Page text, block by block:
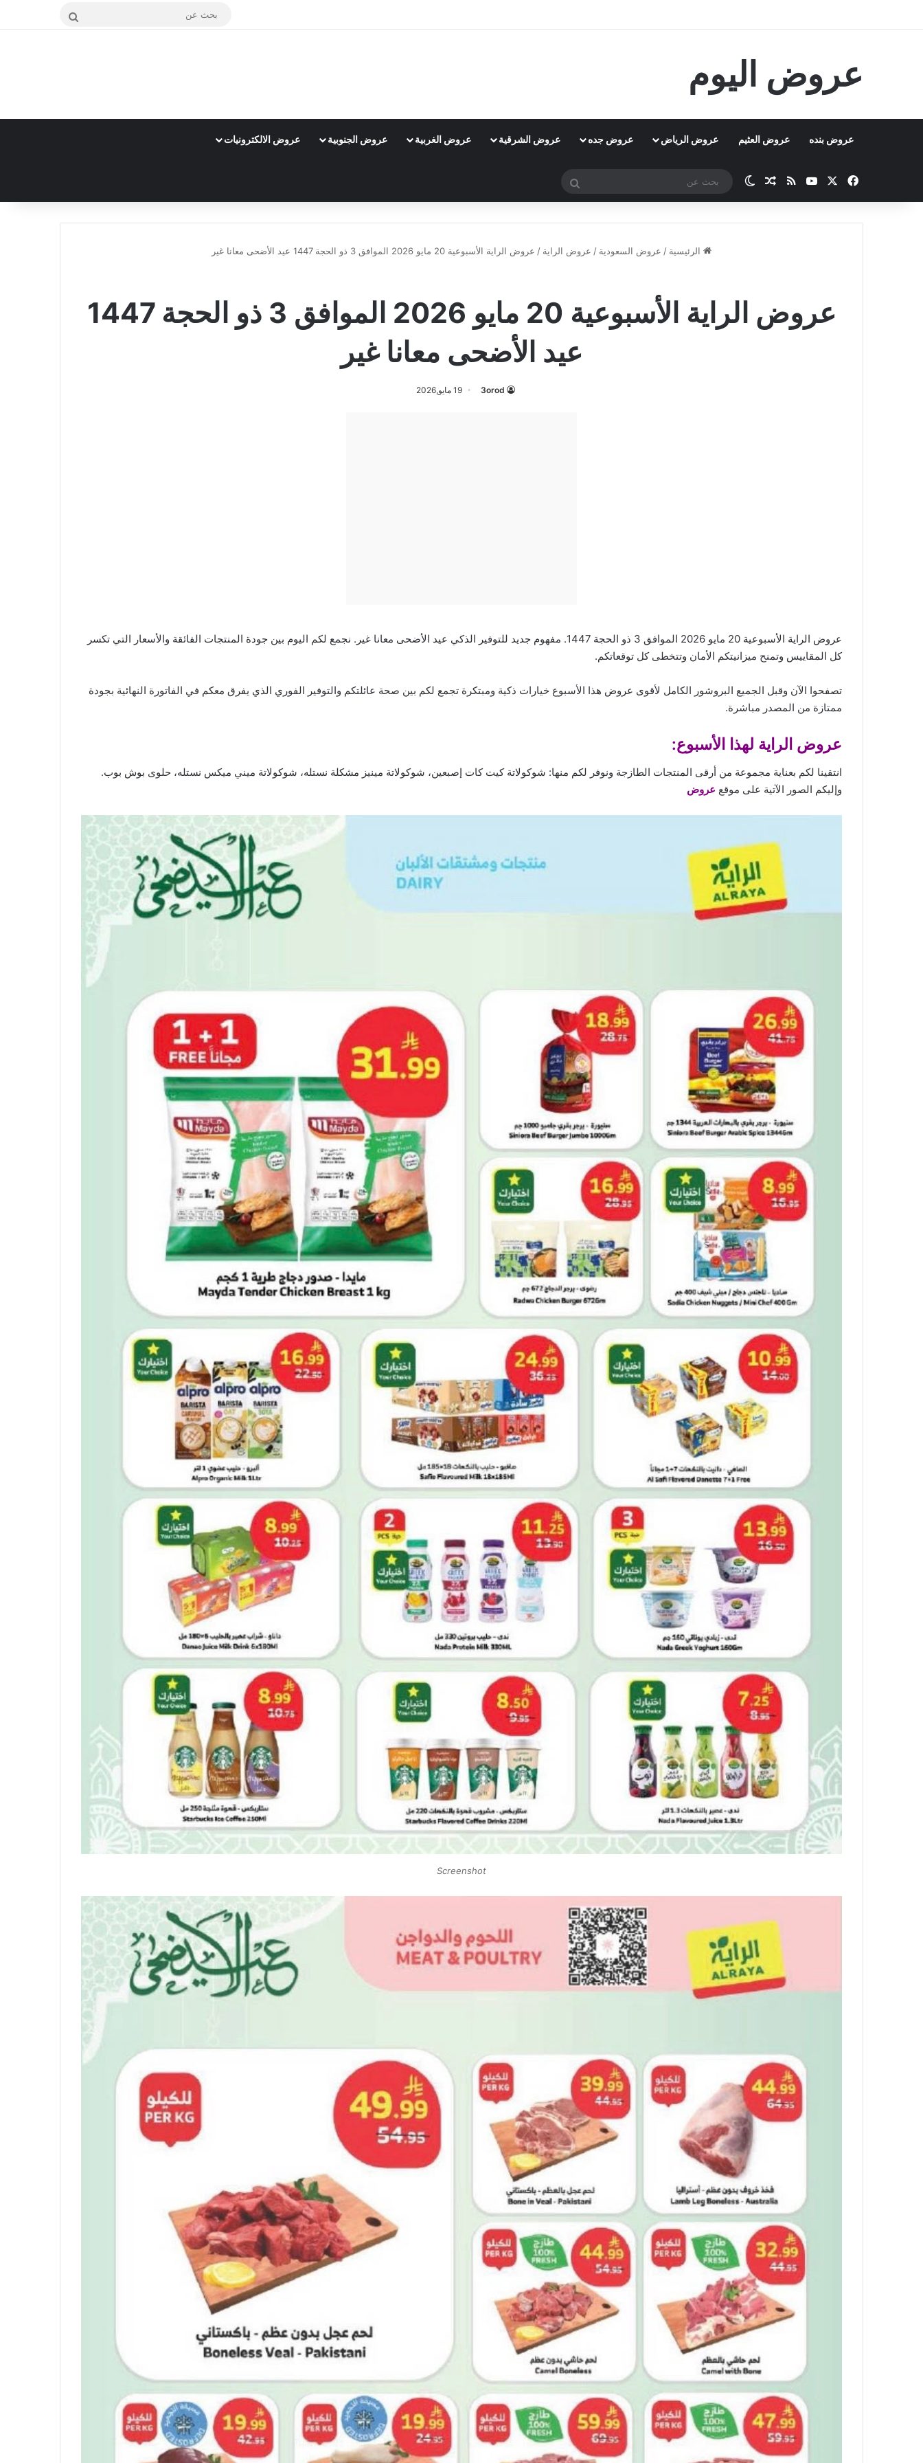
بحث
عروض اليوم
عروض بنده عروض العثيم عروض الرياض عروض جده عروض الشرقية عروض الغربية عروض الجنوبية عروض الالكترونيات
فيسبوك ‫YouTubeملخص الموقع RSS
مقال عشوائي
الوضع المظلم
بحث
الرئيسية / عروض السعودية / عروض الراية / عروض الراية الأسبوعية 20 مايو 2026 الموافق 3 ذو الحجة 1447 عيد الأضحى معانا غير
عروض الراية الأسبوعية 20 مايو 2026 الموافق 3 ذو الحجة 1447
عيد الأضحى معانا غير
3orod 19 مايو,2026
عروض الراية الأسبوعية 20 مايو 2026 الموافق 3 ذو الحجة 1447. مفهوم جديد للتوفير الذكي عيد الأضحى معانا غير. نجمع لكم اليوم بين جودة المنتجات الفائقة والأسعار التي تكسر
كل المقاييس وتمنح ميزانيتكم الأمان وتتخطى كل توقعاتكم.
تصفحوا الآن وقبل الجميع البروشور الكامل لأقوى عروض هذا الأسبوع خيارات ذكية ومبتكرة تجمع لكم بين صحة عائلتكم والتوفير الفوري الذي يفرق معكم في الفاتورة النهائية بجودة
ممتازة من المصدر مباشرة.
عروض الراية لهذا الأسبوع:
انتقينا لكم بعناية مجموعة من أرقى المنتجات الطازجة ونوفر لكم منها: شوكولاتة كيت كات إصبعين، شوكولاتة مينيز مشكلة نستله، شوكولاتة ميني ميكس نستله، حلوى بوش بوب.
وإليكم الصور الآتية على موقع عروض
Screenshot